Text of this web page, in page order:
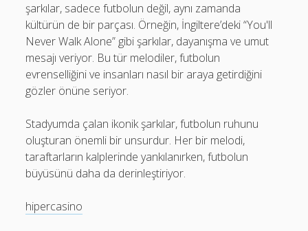
şarkılar, sadece futbolun değil, aynı zamanda
kültürün de bir parçası. Örneğin, İngiltere’deki “You'll
Never Walk Alone” gibi şarkılar, dayanışma ve umut
mesajı veriyor. Bu tür melodiler, futbolun
evrenselliğini ve insanları nasıl bir araya getirdiğini
gözler önüne seriyor.
Stadyumda çalan ikonik şarkılar, futbolun ruhunu
oluşturan önemli bir unsurdur. Her bir melodi,
taraftarların kalplerinde yankılanırken, futbolun
büyüsünü daha da derinleştiriyor.
hipercasino